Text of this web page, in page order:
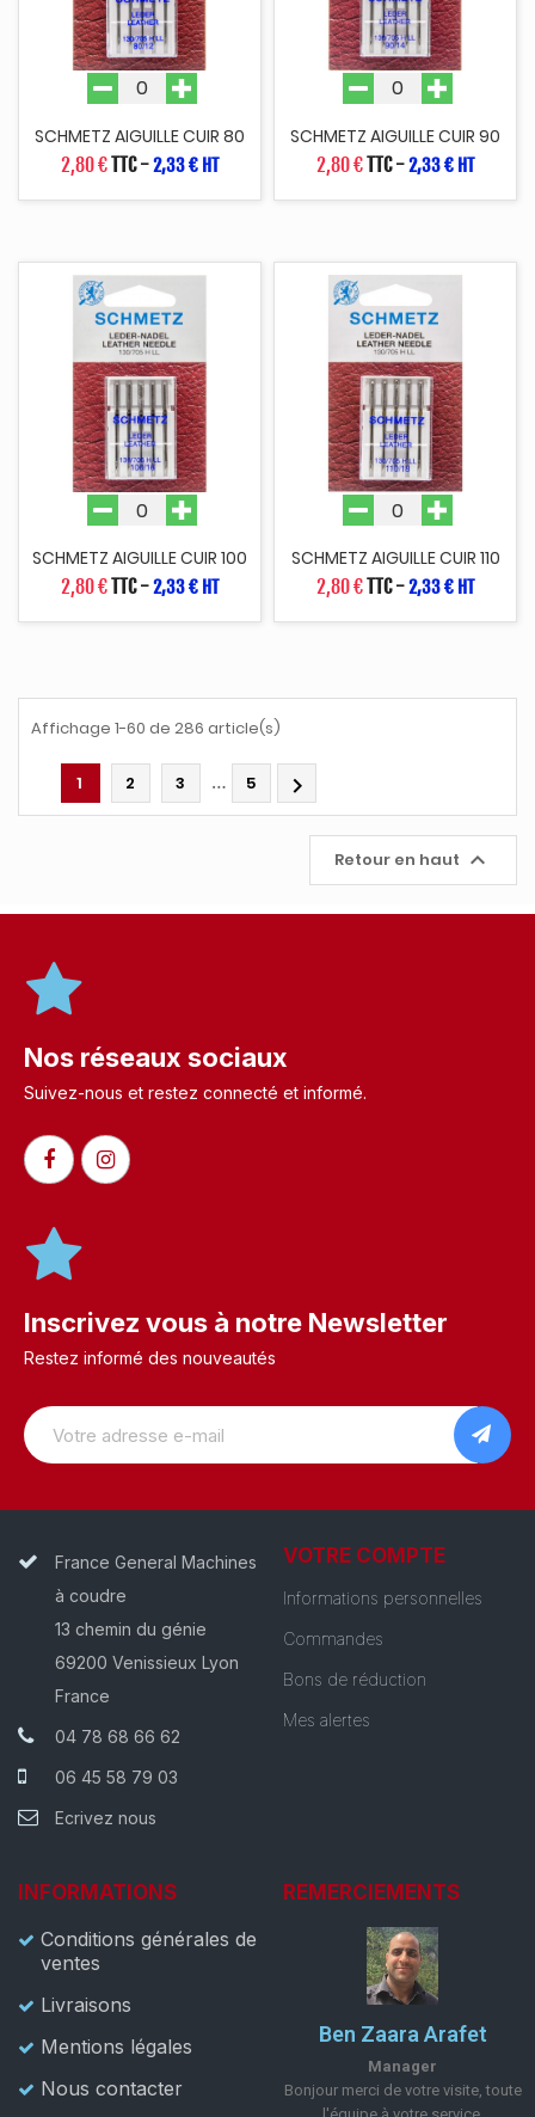
SCHMETZ AIGUILLE CUIR 80
2,80 €TTC-2,33 € HT
SCHMETZ AIGUILLE CUIR 90
2,80 €TTC-2,33 € HT
SCHMETZ AIGUILLE CUIR 100
2,80 €TTC-2,33 € HT
SCHMETZ AIGUILLE CUIR 110
2,80 €TTC-2,33 € HT
Affichage 1-60 de 286 article(s)
1 2 3 … 5 
Retour en haut 
Nos réseaux sociaux
Suivez-nous et restez connecté et informé.​
Inscrivez vous à notre Newsletter
Restez informé des nouveautés
France General Machines
à coudre
13 chemin du génie
69200 Venissieux Lyon
France
04 78 68 66 62
06 45 58 79 03
Ecrivez nous
VOTRE COMPTE
Informations personnelles
Commandes
Bons de réduction
Mes alertes
INFORMATIONS
Conditions générales de
ventes
Livraisons
Mentions légales
Nous contacter
REMERCIEMENTS
Ben Zaara Arafet
Manager
Bonjour merci de votre visite, toute